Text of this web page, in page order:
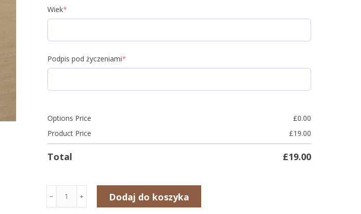
Wiek*
Podpis pod życzeniami*
Options Price £0.00
Product Price
£19.00
Total £19.00
Drewniane
﹣ ﹢ Dodaj do koszyka